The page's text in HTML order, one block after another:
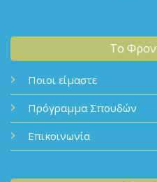
Το
Ποιοι είμαστε
Πρόγραμμα Σπουδών
Επικοινωνία